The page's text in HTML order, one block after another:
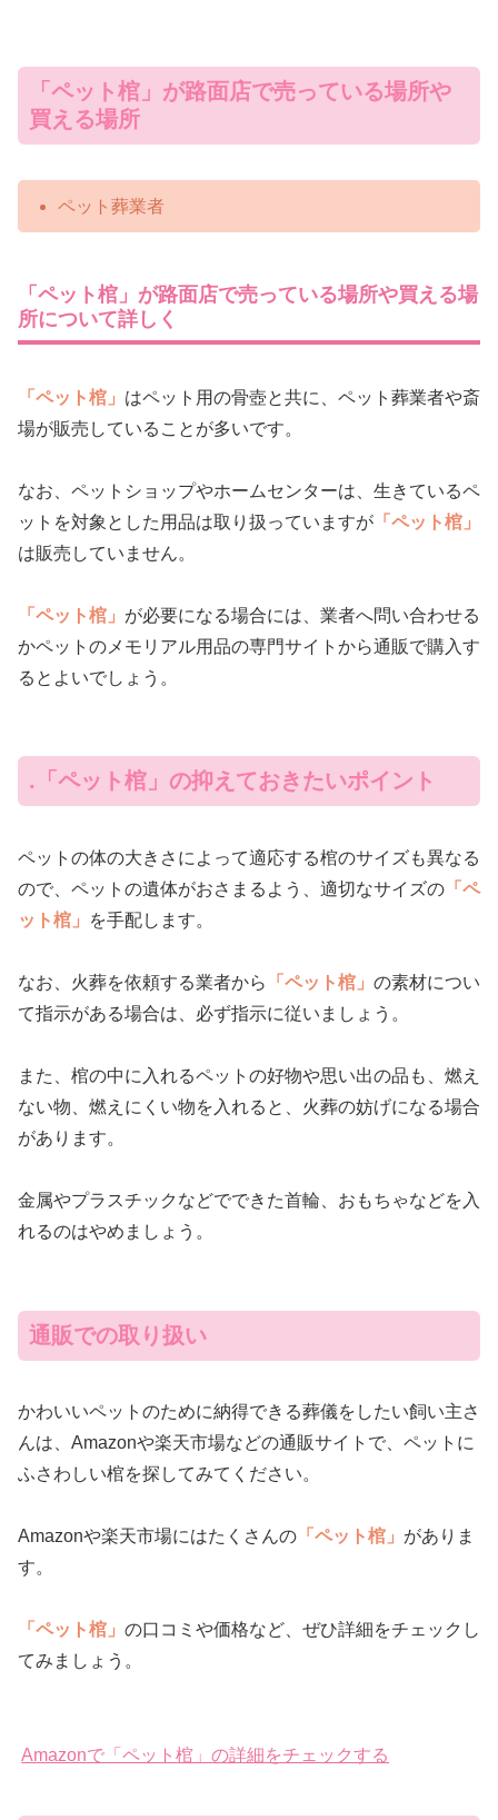
「ペット棺」が路面店で売っている場所や
買える場所
ペット葬業者
「ペット棺」が路面店で売っている場所や買える場
所について詳しく
「ペット棺」 はペット用の骨壺と共に、ペット葬業者や斎
場が販売していることが多いです。
なお、ペットショップやホームセンターは、生きているペ
ットを対象とした用品は取り扱っていますが 「ペット棺」
は販売していません。
「ペット棺」 が必要になる場合には、業者へ問い合わせる
かペットのメモリアル用品の専門サイトから通販で購入す
るとよいでしょう。
.「ペット棺」の抑えておきたいポイント
ペットの体の大きさによって適応する棺のサイズも異なる
ので、ペットの遺体がおさまるよう、適切なサイズの 「ペ
ット棺」
を手配します。
なお、火葬を依頼する業者から 「ペット棺」 の素材につい
て指示がある場合は、必ず指示に従いましょう。
また、棺の中に入れるペットの好物や思い出の品も、燃え
ない物、燃えにくい物を入れると、火葬の妨げになる場合
があります。
金属やプラスチックなどでできた首輪、おもちゃなどを入
れるのはやめましょう。
通販での取り扱い
かわいいペットのために納得できる葬儀をしたい飼い主さ
んは、Amazonや楽天市場などの通販サイトで、ペットに
ふさわしい棺を探してみてください。
Amazonや楽天市場にはたくさんの 「ペット棺」 がありま
す。
「ペット棺」 の口コミや価格など、ぜひ詳細をチェックし
てみましょう。
Amazonで「ペット棺」の詳細をチェックする